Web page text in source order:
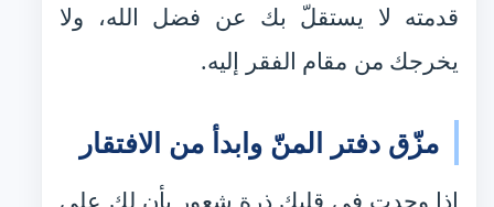
قدمته لا يستقلّ بك عن فضل الله، ولا
يخرجك من مقام الفقر إليه.
مزّق دفتر المنّ وابدأ من الافتقار
إذا وجدت في قلبك ذرة شعور بأن لك على